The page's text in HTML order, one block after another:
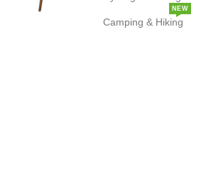
Camping & Hiking
NEW